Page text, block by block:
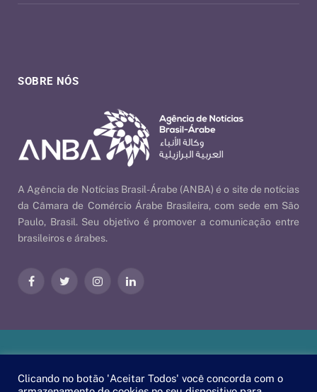
SOBRE NÓS
A Agência de Notícias Brasil-Árabe (ANBA) é o site de notícias
da Câmara de Comércio Árabe Brasileira, com sede em São
Paulo, Brasil. Seu objetivo é promover a comunicação entre
brasileiros e árabes.
FacebookTwitter InstagramLinkedIn
Árabe | ByEscaEsco.
Clicando no botão 'Aceitar Todos' você concorda com o